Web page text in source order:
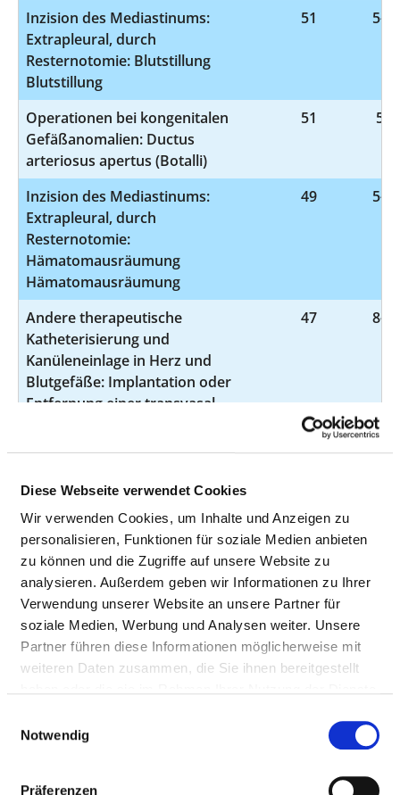
Diese Webseite verwendet Cookies
Wir verwenden Cookies, um Inhalte und Anzeigen zu
personalisieren, Funktionen für soziale Medien anbieten
zu können und die Zugriffe auf unsere Website zu
analysieren. Außerdem geben wir Informationen zu Ihrer
Verwendung unserer Website an unsere Partner für
soziale Medien, Werbung und Analysen weiter. Unsere
Partner führen diese Informationen möglicherweise mit
weiteren Daten zusammen, die Sie ihnen bereitgestellt
Notwendig
Präferenzen
Inzision des Mediastinums:
Extrapleural, durch
Resternotomie: Blutstillung
Blutstillung
51 5-
Operationen bei kongenitalen
Gefäßanomalien: Ductus
arteriosus apertus (Botalli)
51 5-
Inzision des Mediastinums:
Extrapleural, durch
Resternotomie:
Hämatomausräumung
Hämatomausräumung
49 5-
Andere therapeutische
Katheterisierung und
Kanüleneinlage in Herz und
Blutgefäße: Implantation oder
Entfernung einer transvasal
linksventrikulären axialen Pumpe
Implantation einer li
47 8-
45
Transfusion von Plasma und
anderen Plasmabestandteilen
und gentechnisch hergestellten
Plasmaproteinen: Normales
Plasma: 6 TE bis unter 11 TE 6 TE
45
Andere Operationen an Herz und
Perikard: Ligatur eines Herzohres
5-
9-